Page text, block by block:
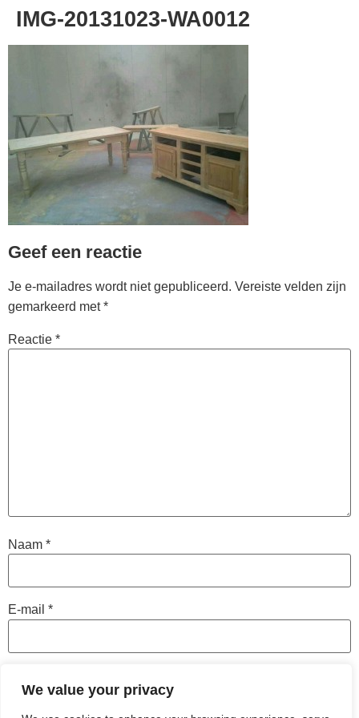
We value your privacy
IMG-20131023-WA0012
Geef een reactie
Je e-mailadres wordt niet gepubliceerd. Vereiste velden zijn
gemarkeerd met*
Reactie *
Naam *
E-mail *